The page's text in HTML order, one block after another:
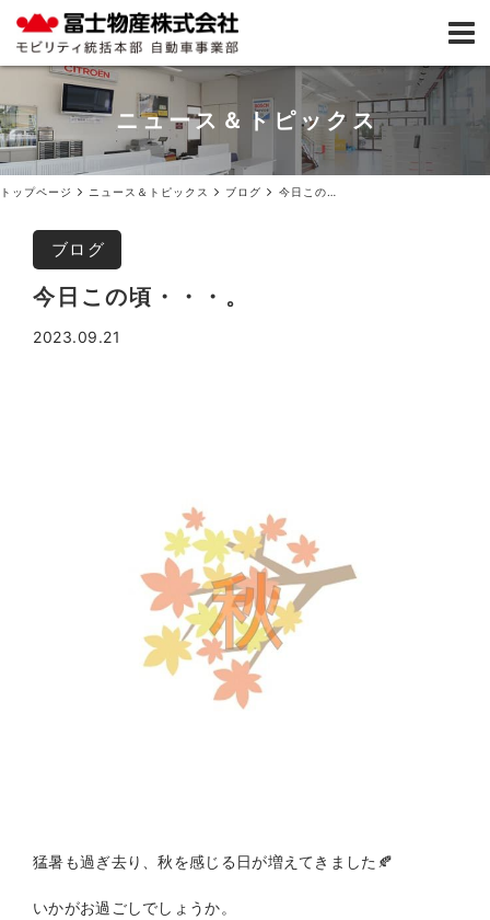
ニュース＆トピックス
トップページ ニュース＆トピックス ブログ
ブログ
今日この頃・・・。
2023.09.21
猛暑も過ぎ去り、秋を感じる日が増えてきました🍂
いかがお過ごしでしょうか。